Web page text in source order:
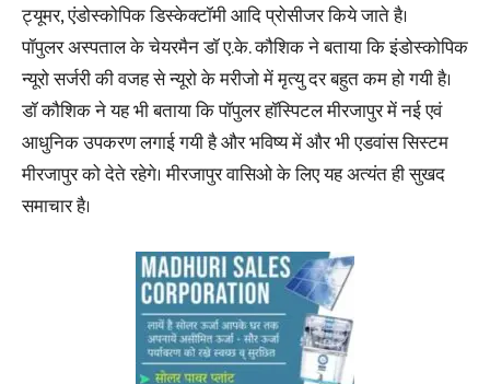
ट्यूमर, एंडोस्कोपिक डिस्केक्टॉमी आदि प्रोसीजर किये जाते है।
पॉपुलर अस्पताल के चेयरमैन डॉ ए.के. कौशिक ने बताया कि इंडोस्कोपिक
न्यूरो सर्जरी की वजह से न्यूरो के मरीजो में मृत्यु दर बहुत कम हो गयी है।
डॉ कौशिक ने यह भी बताया कि पॉपुलर हॉस्पिटल मीरजापुर में नई एवं
आधुनिक उपकरण लगाई गयी है और भविष्य में और भी एडवांस सिस्टम
मीरजापुर को देते रहेगे। मीरजापुर वासिओ के लिए यह अत्यंत ही सुखद
समाचार है।